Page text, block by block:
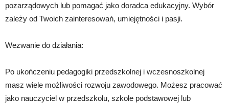
pozarządowych lub pomagać jako doradca edukacyjny. Wybór
zależy od Twoich zainteresowań, umiejętności i pasji.
Wezwanie do działania:
Po ukończeniu pedagogiki przedszkolnej i wczesnoszkolnej
masz wiele możliwości rozwoju zawodowego. Możesz pracować
jako nauczyciel w przedszkolu, szkole podstawowej lub